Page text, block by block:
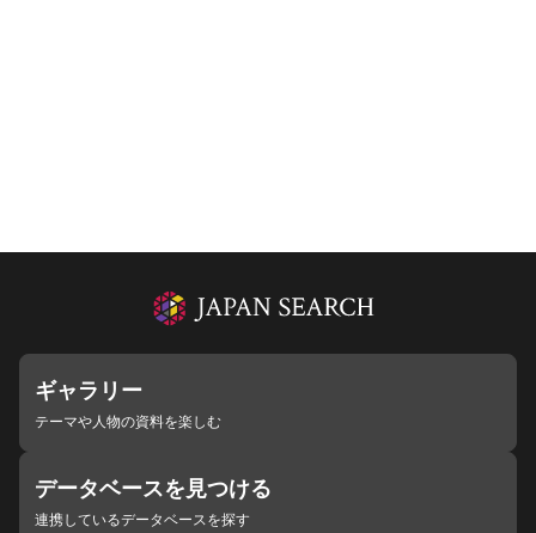
ギャラリー
テーマや人物の資料を楽しむ
データベースを見つける
連携しているデータベースを探す